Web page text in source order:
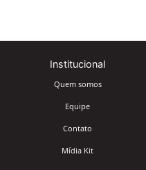
Institucional
Quem somos
Equipe
Contato
Mídia Kit